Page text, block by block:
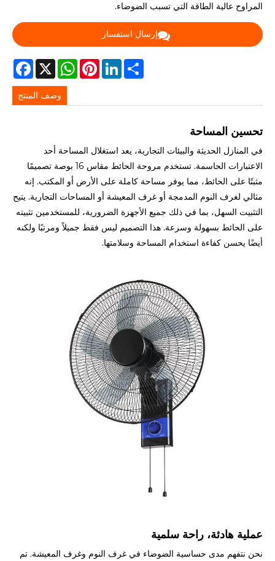
المراوح عالية الطاقة التي تسبب الضوضاء.
إرسال استفسار
X
WhatsAppPinterestLinkedInShare
وصف المنتج
تحسين المساحة
في المنازل الحديثة والبيئات التجارية، يعد استغلال المساحة أحد
الاعتبارات الحاسمة. تستخدم مروحة الحائط مقاس 16 بوصة تصميمًا
مثبتًا على الحائط، مما يوفر مساحة كاملة على الأرض أو المكتب. إنه
مثالي لغرف النوم المدمجة أو غرف المعيشة أو المساحات التجارية. يتيح
التثبيت السهل، بما في ذلك جميع الأجهزة الضرورية، للمستخدمين تثبيته
على الحائط بسهولة وسرعة. هذا التصميم ليس فقط جميلاً ومرتبًا ولكنه
أيضًا يحسن كفاءة استخدام المساحة وسلامتها.
عملية هادئة، راحة سلمية
نحن نتفهم مدى حساسية الضوضاء في غرف النوم وغرف المعيشة. تم